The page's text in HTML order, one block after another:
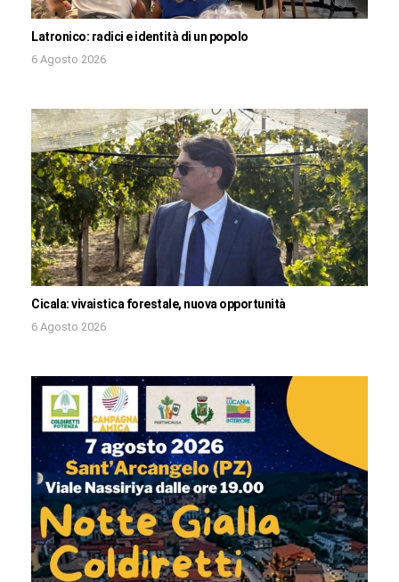
Latronico: radici e identità di un popolo
6 Agosto 2026
Cicala: vivaistica forestale, nuova opportunità
6 Agosto 2026